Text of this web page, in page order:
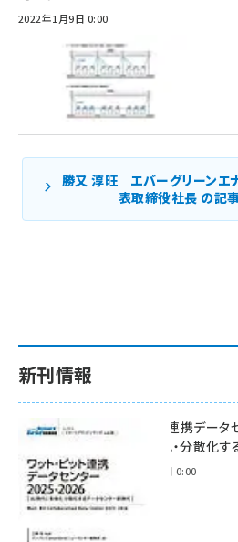
2022年1月9日 0:00
勝又 淳旺 エバーグリーンエ
表取締役社長 の記
新刊情報
ワット・ビット連携デ
時代に多様化・分散化
2025年11月28日 0:00